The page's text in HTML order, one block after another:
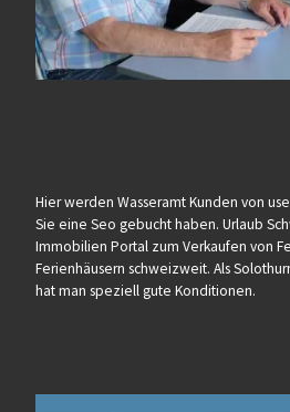
Hier werden Wasseramt Kunden von
Sie eine Seo gebucht haben. Urlaub
Immobilien Portal zum Verkaufen von
Ferienhäusern schweizweit. Als
hat man speziell gute Konditionen.